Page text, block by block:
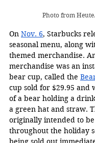
Photo from
On Nov. 6, Starbucks
seasonal menu, along
themed merchandise.
merchandise was an
bear cup, called the
cup sold for $29.95 and
of a bear holding a
a green hat and straw.
originally intended to
throughout the holiday